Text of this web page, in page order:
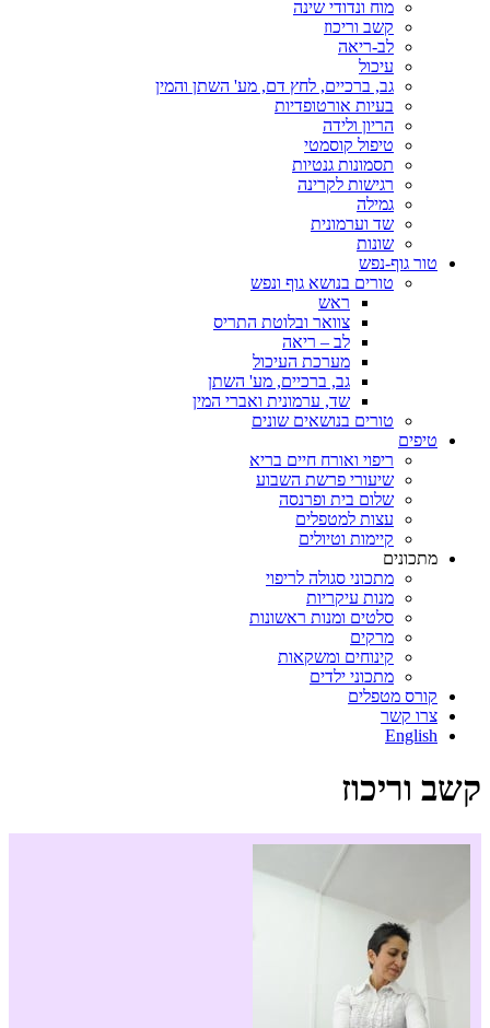
מוח ונדודי שינה
קשב וריכוז
לב-ריאה
עיכול
גב, ברכיים, לחץ דם, מע' השתן והמין
בעיות אורטופדיות
הריון ולידה
טיפול קוסמטי
תסמונות גנטיות
רגישות לקרינה
גמילה
שד וערמונית
שונות
טור גוף-נפש
טורים בנושא גוף ונפש
ראש
צוואר ובלוטת התריס
לב – ריאה
מערכת העיכול
גב, ברכיים, מע' השתן
שד, ערמונית ואברי המין
טורים בנושאים שונים
טיפים
ריפוי ואורח חיים בריא
שיעורי פרשת השבוע
שלום בית ופרנסה
עצות למטפלים
קיימות וטיולים
מתכונים
מתכוני סגולה לריפוי
מנות עיקריות
סלטים ומנות ראשונות
מרקים
קינוחים ומשקאות
מתכוני ילדים
קורס מטפלים
צרו קשר
English
קשב וריכוז